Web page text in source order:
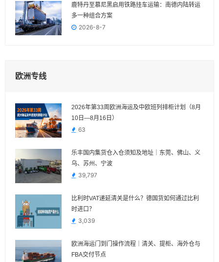
鹿特丹至慕尼黑启用铁路挂车运输：南德内陆转运
多一种组合方案
2026-8-7
欧洲专线
2026年第33周欧洲海运及中欧班列排柜计划（8月
10日—8月16日）
63
乐丰国内集货仓入仓须知及地址｜东莞、佛山、义
乌、苏州、宁波
39,797
比利时VAT递延清关是什么？德国货如何通过比利
时进口？
3,039
欧洲海运门到门操作流程｜清关、提柜、海外仓与
FBA交付节点